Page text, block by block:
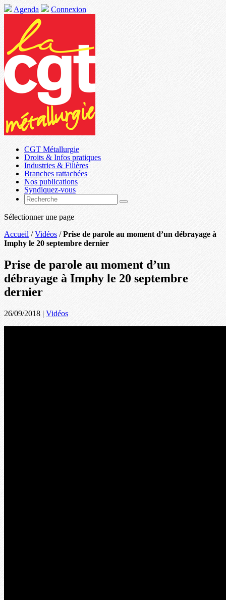
Agenda Connexion
CGT Métallurgie
Droits & Infos pratiques
Industries & Filières
Branches rattachées
Nos publications
Syndiquez-vous
Sélectionner une page
Accueil /Vidéos /Prise de parole au moment d’un débrayage à
Imphy le 20 septembre dernier
Prise de parole au moment d’un
débrayage à Imphy le 20 septembre
dernier
26/09/2018 | Vidéos